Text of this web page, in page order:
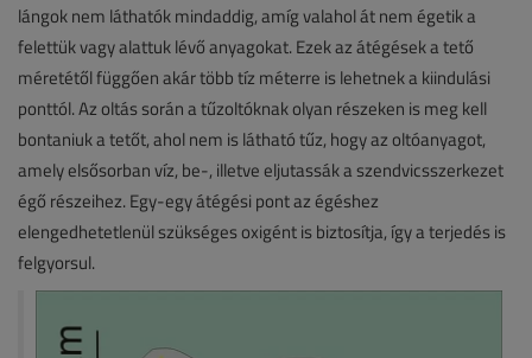
lángok nem láthatók mindaddig, amíg valahol át nem égetik a
felettük vagy alattuk lévő anyagokat. Ezek az átégések a tető
méretétől függően akár több tíz méterre is lehetnek a kiindulási
ponttól. Az oltás során a tűzoltóknak olyan részeken is meg kell
bontaniuk a tetőt, ahol nem is látható tűz, hogy az oltóanyagot,
amely elsősorban víz, be-, illetve eljutassák a szendvicsszerkezet
égő részeihez. Egy-egy átégési pont az égéshez
elengedhetetlenül szükséges oxigént is biztosítja, így a terjedés is
felgyorsul.